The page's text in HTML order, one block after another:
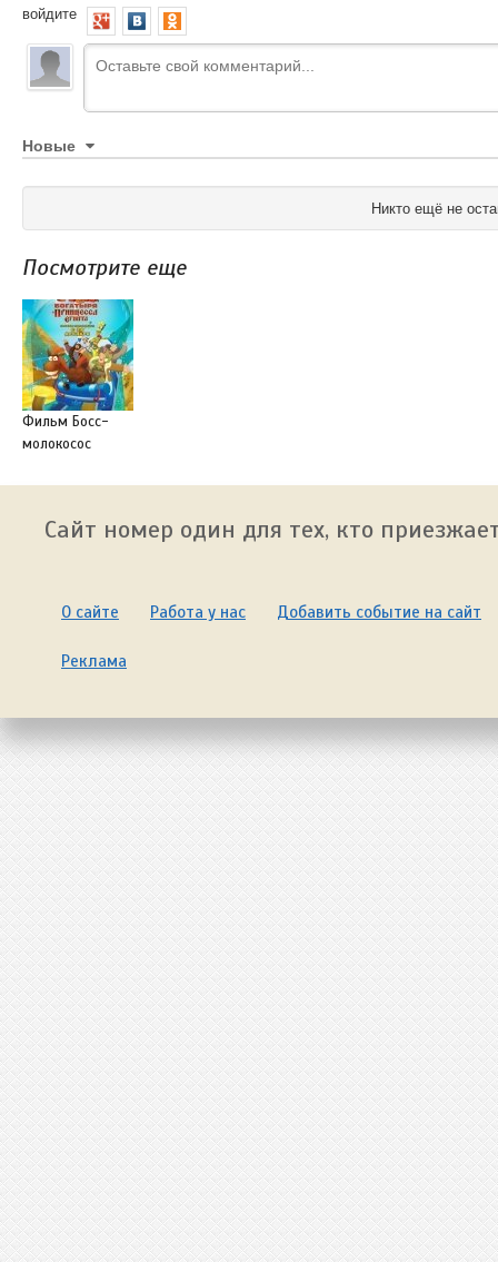
войдите
Новые
Никто ещё не
Посмотрите еще
Фильм Босс-
молокосос
Сайт номер один для тех, кто
О сайте Работа у нас Добавить событие на сайт
Реклама